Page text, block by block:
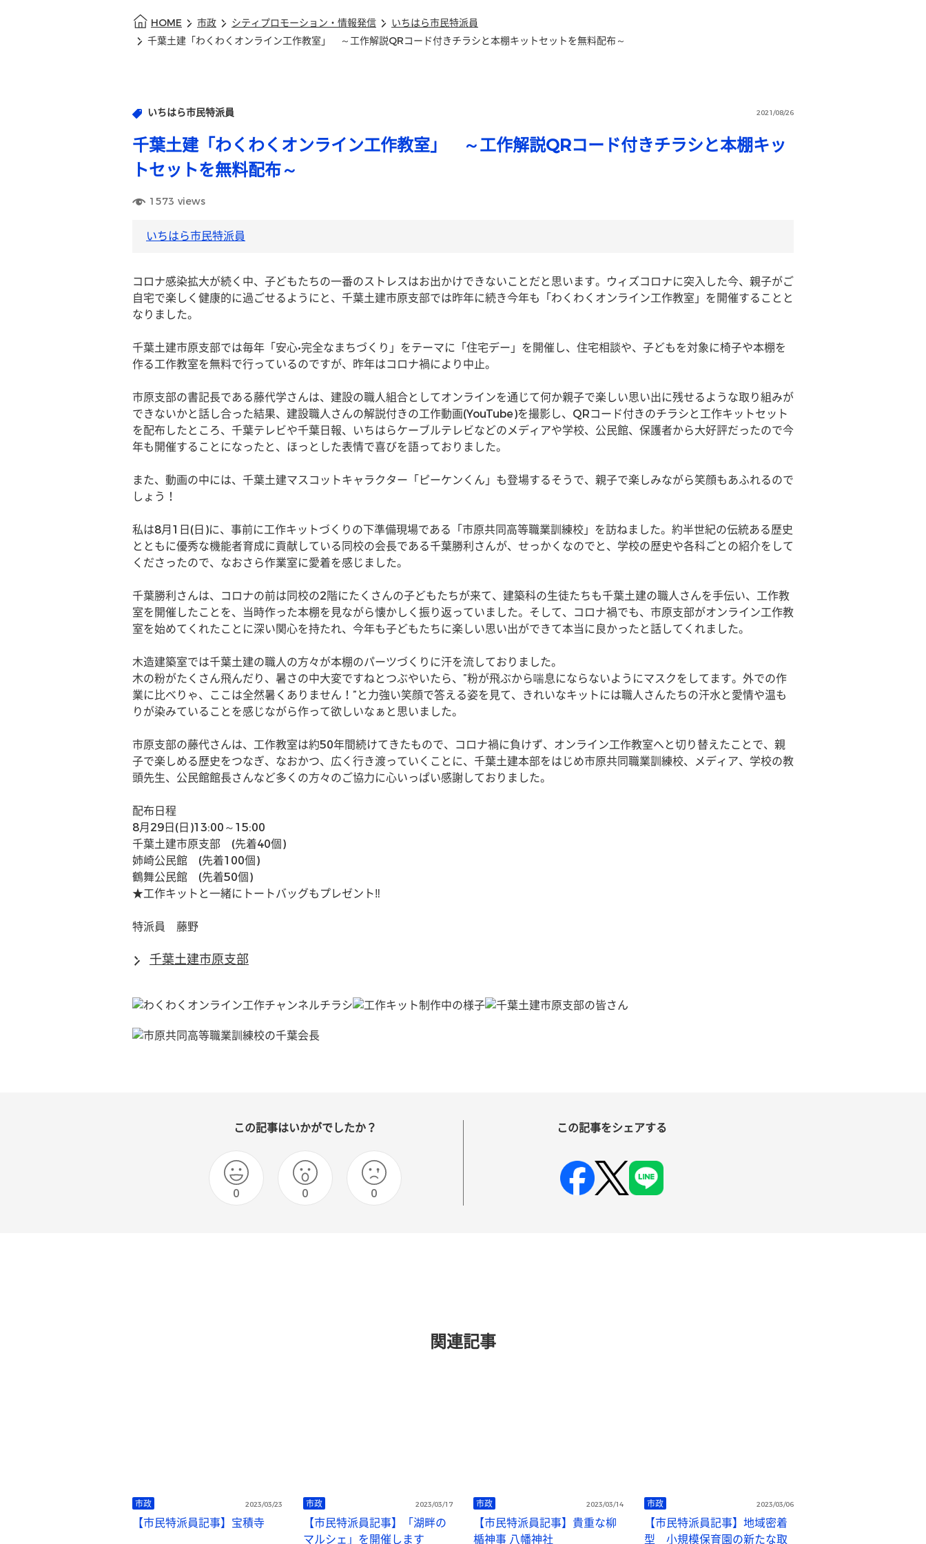
HOME 市政 シティプロモーション・情報発信
いちはら市民特派員
千葉土建「わくわくオンライン工作教室」 ～工作解説QRコード付きチラシと本棚キットセットを無料配布～
いちはら市民特派員 2021/08/26
千葉土建「わくわくオンライン工作教室」 ～工作解説QRコード付きチラシと本棚キッ
トセットを無料配布～
1573 views
いちはら市民特派員
コロナ感染拡大が続く中、子どもたちの一番のストレスはお出かけできないことだと思います。ウィズコロナに突入した今、親子がご
自宅で楽しく健康的に過ごせるようにと、千葉土建市原支部では昨年に続き今年も「わくわくオンライン工作教室」を開催することと
なりました。
千葉土建市原支部では毎年「安心•完全なまちづくり」をテーマに「住宅デー」を開催し、住宅相談や、子どもを対象に椅子や本棚を
作る工作教室を無料で行っているのですが、昨年はコロナ禍により中止。
市原支部の書記長である藤代学さんは、建設の職人組合としてオンラインを通じて何か親子で楽しい思い出に残せるような取り組みが
できないかと話し合った結果、建設職人さんの解説付きの工作動画(YouTube)を撮影し、QRコード付きのチラシと工作キットセット
を配布したところ、千葉テレビや千葉日報、いちはらケーブルテレビなどのメディアや学校、公民館、保護者から大好評だったので今
年も開催することになったと、ほっとした表情で喜びを語っておりました。
また、動画の中には、千葉土建マスコットキャラクター「ピーケンくん」も登場するそうで、親子で楽しみながら笑顔もあふれるので
しょう！
私は8月1日(日)に、事前に工作キットづくりの下準備現場である「市原共同高等職業訓練校」を訪ねました。約半世紀の伝統ある歴史
とともに優秀な機能者育成に貢献している同校の会長である千葉勝利さんが、せっかくなのでと、学校の歴史や各科ごとの紹介をして
くださったので、なおさら作業室に愛着を感じました。
千葉勝利さんは、コロナの前は同校の2階にたくさんの子どもたちが来て、建築科の生徒たちも千葉土建の職人さんを手伝い、工作教
室を開催したことを、当時作った本棚を見ながら懐かしく振り返っていました。そして、コロナ禍でも、市原支部がオンライン工作教
室を始めてくれたことに深い関心を持たれ、今年も子どもたちに楽しい思い出ができて本当に良かったと話してくれました。
木造建築室では千葉土建の職人の方々が本棚のパーツづくりに汗を流しておりました。
木の粉がたくさん飛んだり、暑さの中大変ですねとつぶやいたら、”粉が飛ぶから喘息にならないようにマスクをしてます。外での作
業に比べりゃ、ここは全然暑くありません！”と力強い笑顔で答える姿を見て、きれいなキットには職人さんたちの汗水と愛情や温も
りが染みていることを感じながら作って欲しいなぁと思いました。
市原支部の藤代さんは、工作教室は約50年間続けてきたもので、コロナ禍に負けず、オンライン工作教室へと切り替えたことで、親
子で楽しめる歴史をつなぎ、なおかつ、広く行き渡っていくことに、千葉土建本部をはじめ市原共同職業訓練校、メディア、学校の教
頭先生、公民館館長さんなど多くの方々のご協力に心いっぱい感謝しておりました。
配布日程
8月29日(日)13:00～15:00
千葉土建市原支部　(先着40個)
姉崎公民館　(先着100個)
鶴舞公民館　(先着50個)
★工作キットと一緒にトートバッグもプレゼント‼︎
特派員　藤野
千葉土建市原支部
この記事はいかがでしたか？
0 0 0
この記事をシェアする
関連記事
市政 2023/03/23
【市民特派員記事】宝積寺
市政 2023/03/17
【市民特派員記事】「湖畔の
マルシェ」を開催します
市政 2023/03/14
【市民特派員記事】貴重な柳
楯神事 八幡神社
市政 2023/03/06
【市民特派員記事】地域密着
型 小規模保育園の新たな取